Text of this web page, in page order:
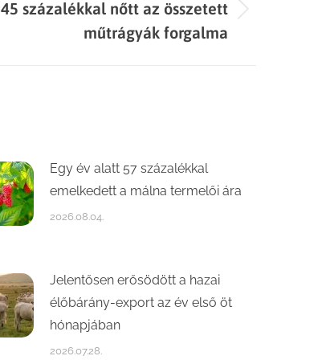
45 százalékkal nőtt az összetett
műtrágyák forgalma
Egy év alatt 57 százalékkal
emelkedett a málna termelői ára
2026.08.04.
Jelentősen erősödött a hazai
élőbárány-export az év első öt
hónapjában
2026.07.28.